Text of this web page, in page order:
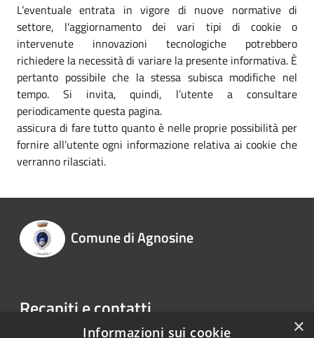
L’eventuale entrata in vigore di nuove normative di
settore, l'aggiornamento dei vari tipi di cookie o
intervenute innovazioni tecnologiche potrebbero
richiedere la necessità di variare la presente informativa. È
pertanto possibile che la stessa subisca modifiche nel
tempo. Si invita, quindi, l’utente a consultare
periodicamente questa pagina.
assicura di fare tutto quanto è nelle proprie possibilità per
fornire all’utente ogni informazione relativa ai cookie che
verranno rilasciati.
Comune di Agnosine
Recapiti e contatti
Via G. Marconi 14 25071 Agnosine BS ×
Informazioni sui cookie